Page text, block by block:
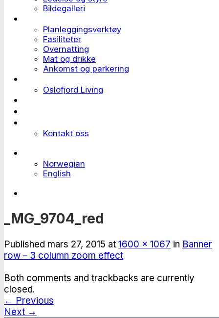
Bildegalleri
Planleggingsverktøy
Fasiliteter
Overnatting
Mat og drikke
Ankomst og parkering
Oslofjord Living
Kontakt oss
Norwegian
English
_MG_9704_red
Published mars 27, 2015 at 1600 × 1067 in Banner
row – 3 column zoom effect
Both comments and trackbacks are currently
closed.
← Previous
Next →